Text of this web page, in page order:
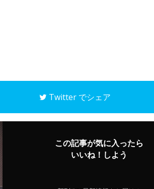
Twitter でシェア
この記事が気に入ったら
いいね！しよう